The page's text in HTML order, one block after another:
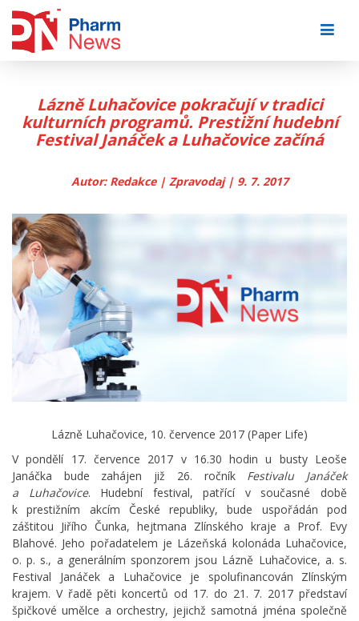
Lázně Luhačovice pokračují v tradici
kulturních programů. Prestižní hudební
Festival Janáček a Luhačovice začíná
Autor: Redakce | Zpravodaj | 9. 7. 2017
Lázně Luhačovice, 10. července 2017 (Paper Life)
V pondělí 17. července 2017 v 16.30 hodin u busty Leoše
Janáčka bude zahájen již 26. ročníkFestivalu Janáček
a Luhačovice. Hudební festival, patřící v současné době
k prestižním akcím České republiky, bude uspořádán pod
záštitou Jiřího Čunka, hejtmana Zlínského kraje a Prof. Evy
Blahové. Jeho pořadatelem je Lázeňská kolonáda Luhačovice,
o. p. s., a generálním sponzorem jsou Lázně Luhačovice, a. s.
Festival Janáček a Luhačovice je spolufinancován Zlínským
krajem. V řadě pěti koncertů od 17. do 21. 7. 2017 představí
špičkové umělce a orchestry, jejichž samotná jména společně